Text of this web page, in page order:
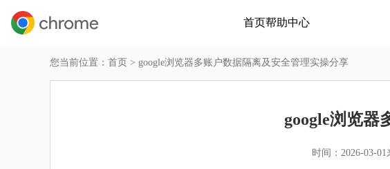
首页帮助中心
您当前位置： 首页 > google浏览器多账户数据隔离及安全管理实操分享
google浏览器
时间： 2026-03-01